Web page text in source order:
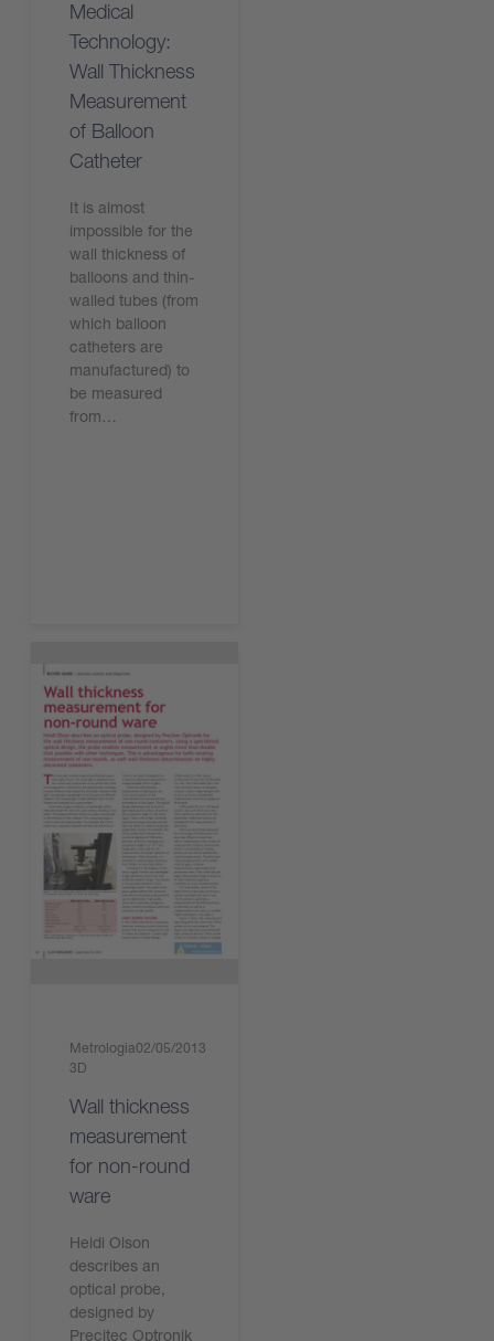
Medical
Technology:
Wall Thickness
Measurement
of Balloon
Catheter
It is almost
impossible for the
wall thickness of
balloons and thin-
walled tubes (from
which balloon
catheters are
manufactured) to
be measured
from…
Metrologia
3D
02/05/2013
Wall thickness
measurement
for non-round
ware
Heidi Olson
describes an
optical probe,
designed by
Precitec Optronik